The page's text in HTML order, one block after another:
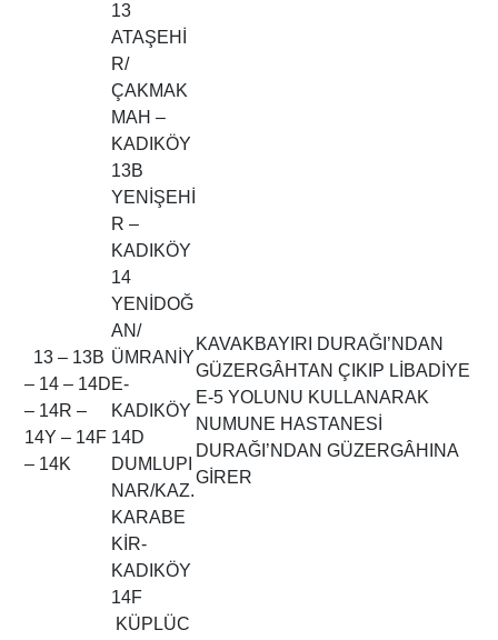
13 – 13B
– 14 – 14D
– 14R –
14Y – 14F
– 14K
13
ATAŞEHİ
R/
ÇAKMAK
MAH –
KADIKÖY
KAVAKBAYIRI DURAĞI’NDAN
GÜZERGÂHTAN ÇIKIP LİBADİYE
E-5 YOLUNU KULLANARAK
NUMUNE HASTANESİ
DURAĞI’NDAN GÜZERGÂHINA
GİRER
13B
YENİŞEHİ
R –
KADIKÖY
14
YENİDOĞ
AN/
ÜMRANİY
E-
KADIKÖY
14D
DUMLUPI
NAR/KAZ.
KARABE
KİR-
KADIKÖY
14F
KÜPLÜC